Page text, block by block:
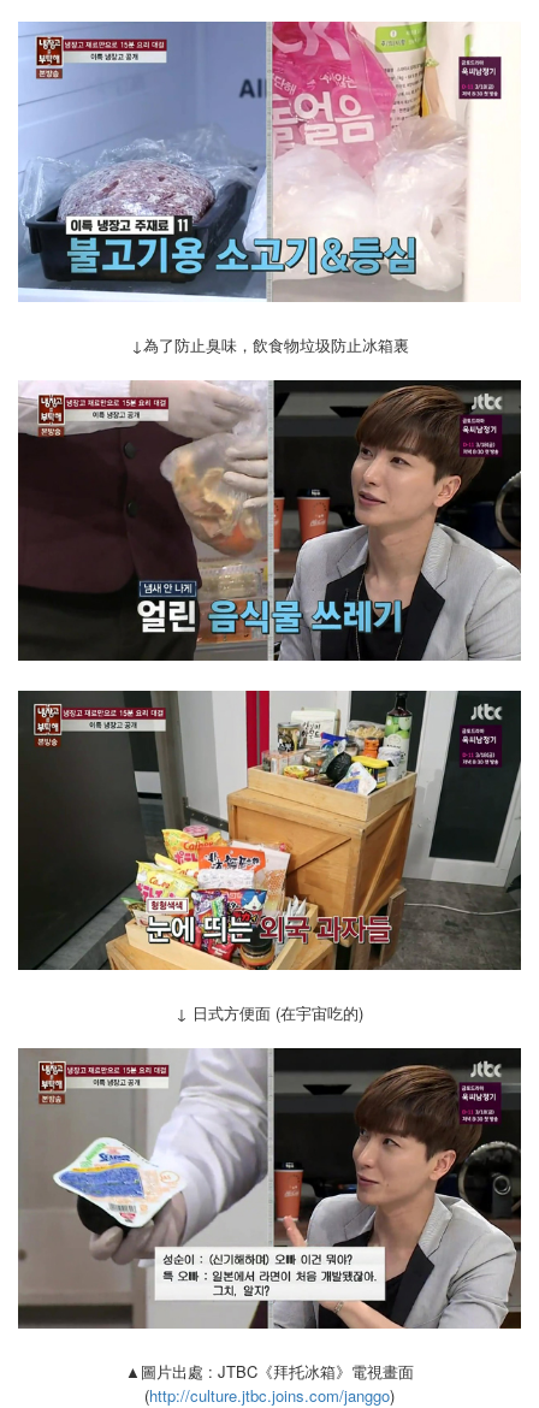
↓為了防止臭味，飲食物垃圾防止冰箱裏
↓ 日式方便面 (在宇宙吃的)
▲圖片出處 : JTBC《拜托冰箱》電視畫面
(http://culture.jtbc.joins.com/janggo)